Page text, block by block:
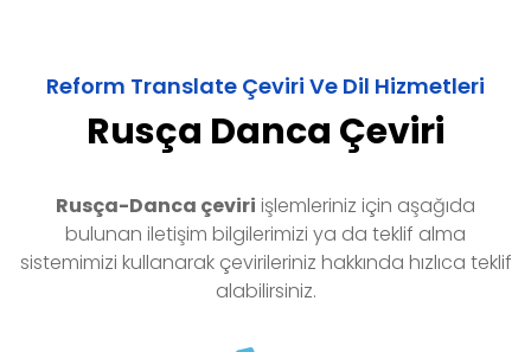
Reform Translate Çeviri Ve Dil Hizmetleri
Rusça Danca Çeviri
Rusça-Danca çeviri işlemleriniz için aşağıda
bulunan iletişim bilgilerimizi ya da teklif alma
sistemimizi kullanarak çevirileriniz hakkında hızlıca teklif
alabilirsiniz.